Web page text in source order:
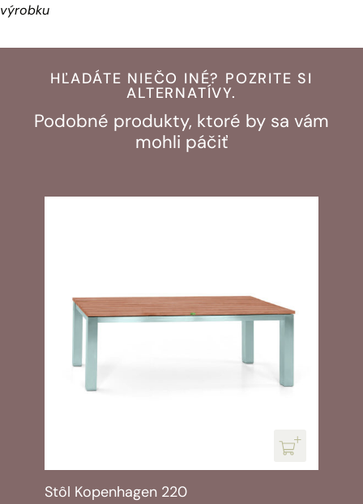
výrobku
HĽADÁTE NIEČO INÉ? POZRITE SI
ALTERNATÍVY.
Podobné produkty, ktoré by sa vám
mohli páčiť
Stôl Kopenhagen 220